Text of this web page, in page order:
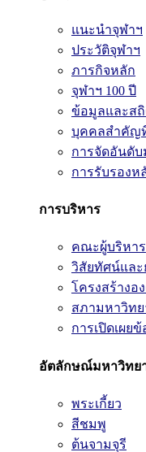
แนะนำจุฬาฯ
ประวัติจุฬาฯ
ภารกิจหลัก
จุฬาฯ 100 ปี
ข้อมูลและส
บุคคลสำคัญ
การจัดอันดั
การรับรองห
การบริหาร
คณะผู้บริหาร
วิสัยทัศน์แล
โครงสร้างอ
สภามหาวิทย
การเปิดเผย
อัตลักษณ์มหาวิทย
พระเกี้ยว
สีชมพู
ต้นจามจุรี